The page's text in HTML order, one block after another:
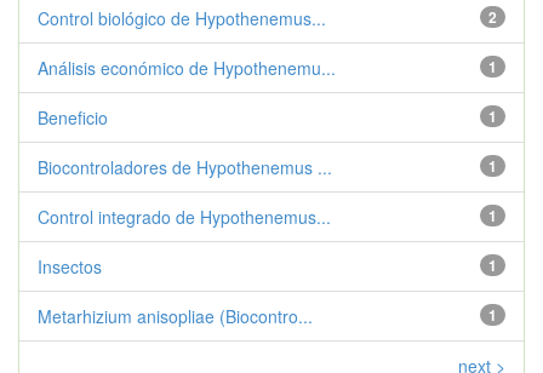
2
Control biológico de Hypothenemus...
1
Análisis económico de Hypothenemu...
1
Beneficio
1
Biocontroladores de Hypothenemus ...
1
Control integrado de Hypothenemus...
1
Insectos
1
Metarhizium anisopliae (Biocontro...
next >